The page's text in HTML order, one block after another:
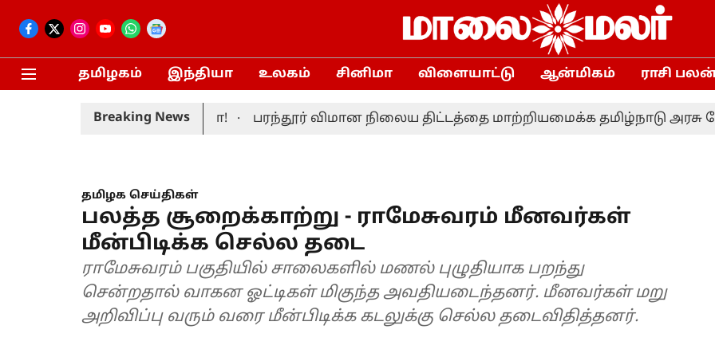
தமிழகம் இந்தியா உலகம் சினிமா விளையாட்டு ஆன்மிகம் ராசி
Breaking News
மனைவி சங்கீதா! பரந்தூர் விமான நிலைய திட்டத்தை மாற்றியமைக்க தமிழ்நாடு அரசு
தமிழக செய்திகள்
பலத்த சூறைக்காற்று - ராமேசுவரம் மீனவர்கள்
மீன்பிடிக்க செல்ல தடை
ராமேசுவரம் பகுதியில் சாலைகளில் மணல் புழுதியாக பறந்து
சென்றதால் வாகன ஓட்டிகள் மிகுந்த அவதியடைந்தனர். மீனவர்கள் மறு
அறிவிப்பு வரும் வரை மீன்பிடிக்க கடலுக்கு செல்ல தடைவிதித்தனர்.